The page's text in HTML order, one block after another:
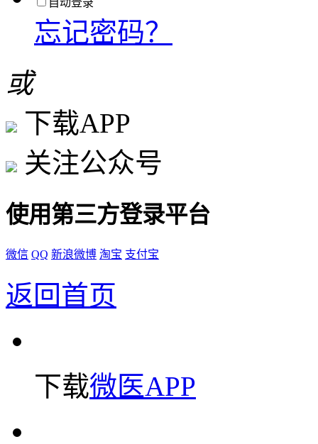
忘记密码？
或
下载APP
关注公众号
使用第三方登录平台
微信 QQ 新浪微博 淘宝 支付宝
返回首页
下载微医APP